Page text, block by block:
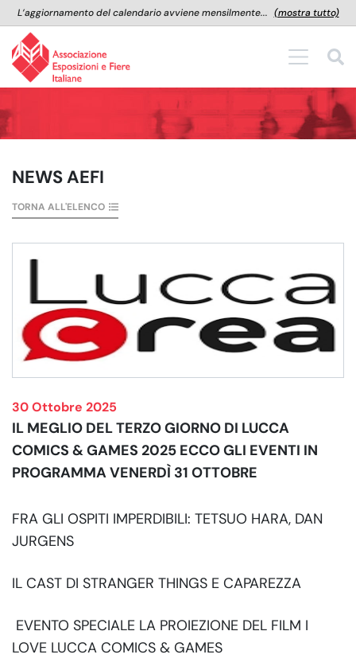
L’aggiornamento del calendario avviene mensilmente... (mostra tutto)
NEWS AEFI
TORNA ALL'ELENCO
30 Ottobre 2025
IL MEGLIO DEL TERZO GIORNO DI LUCCA
COMICS & GAMES 2025 ECCO GLI EVENTI IN
PROGRAMMA VENERDÌ 31 OTTOBRE
FRA GLI OSPITI IMPERDIBILI: TETSUO HARA, DAN
JURGENS
IL CAST DI STRANGER THINGS E CAPAREZZA
EVENTO SPECIALE LA PROIEZIONE DEL FILM I
LOVE LUCCA COMICS & GAMES